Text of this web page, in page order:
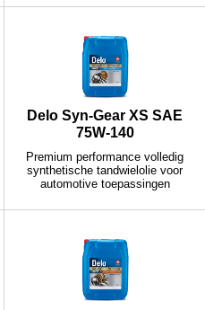
Delo Syn-Gear XS SAE
75W-140
Premium performance volledig
synthetische tandwielolie voor
automotive toepassingen